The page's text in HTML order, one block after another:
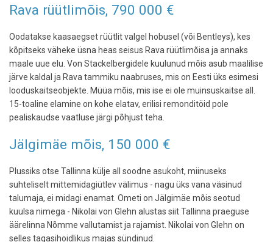
Rava rüütlimõis, 790 000 €
Oodatakse kaasaegset rüütlit valgel hobusel (või Bentleys), kes
kõpitseks väheke üsna heas seisus Rava rüütlimõisa ja annaks
maale uue elu. Von Stackelbergidele kuulunud mõis asub maalilise
järve kaldal ja Rava tammiku naabruses, mis on Eesti üks esimesi
looduskaitseobjekte. Müüa mõis, mis ise ei ole muinsuskaitse all.
15-toaline elamine on kohe elatav, erilisi remonditöid pole
pealiskaudse vaatluse järgi põhjust teha.
Jälgimäe mõis, 150 000 €
Plussiks otse Tallinna külje all soodne asukoht, miinuseks
suhteliselt mittemidagiütlev välimus - nagu üks vana väsinud
talumaja, ei midagi enamat. Ometi on Jälgimäe mõis seotud
kuulsa nimega - Nikolai von Glehn alustas siit Tallinna praeguse
äärelinna Nõmme vallutamist ja rajamist. Nikolai von Glehn on
selles tagasihoidlikus majas sündinud.